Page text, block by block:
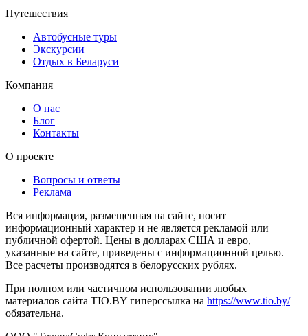
Путешествия
Автобусные туры
Экскурсии
Отдых в Беларуси
Компания
О нас
Блог
Контакты
О проекте
Вопросы и ответы
Реклама
Вся информация, размещенная на сайте, носит
информационный характер и не является рекламой или
публичной офертой. Цены в долларах США и евро,
указанные на сайте, приведены с информационной целью.
Все расчеты производятся в белорусских рублях.
При полном или частичном использовании любых
материалов сайта TIO.BY гиперссылка на https://www.tio.by/
обязательна.